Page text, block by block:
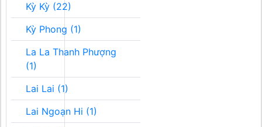
Kỳ Kỳ (22)
Kỳ Phong (1)
La La Thanh Phượng
(1)
Lai Lai (1)
Lai Ngoạn Hi (1)